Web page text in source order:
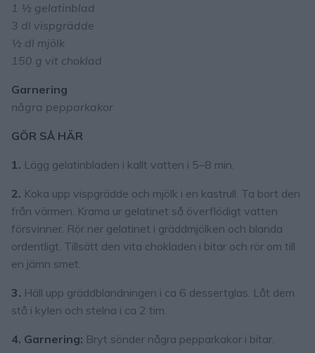
1 ½ gelatinblad
3 dl vispgrädde
½ dl mjölk
150 g vit choklad
Garnering
några pepparkakor
GÖR SÅ HÄR
1. Lägg gelatinbladen i kallt vatten i 5–8 min.
2. Koka upp vispgrädde och mjölk i en kastrull. Ta bort den
från värmen. Krama ur gelatinet så överflödigt vatten
försvinner. Rör ner gelatinet i gräddmjölken och blanda
ordentligt. Tillsätt den vita chokladen i bitar och rör om till
en jämn smet.
3. Häll upp gräddblandningen i ca 6 dessertglas. Låt dem
stå i kylen och stelna i ca 2 tim.
4. Garnering: Bryt sönder några pepparkakor i bitar.